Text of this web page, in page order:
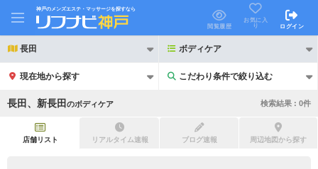
神戸のメンズエステ・マッサージを探すなら
閲覧履歴
お気に入
り
ログイン
長田 ボディケア
現在地から探す こだわり条件で絞り込む
こだわり条件で絞り込む
長田、新長田 のボディケア 検索結果 : 0件
店舗リスト リアルタイム速報 ブログ速報 周辺地図から探す